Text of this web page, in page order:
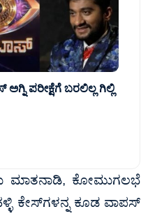
ಪರೀಕ್ಷೆಗೆ ಬರಲಿಲ್ಲ ಗಿಲ್ಲಿ
ಮಾತನಾಡಿ, ಕೋಮುಗಲಭೆ
ಕೇಸ್‌ಗಳನ್ನ ಕೂಡ ವಾಪಸ್